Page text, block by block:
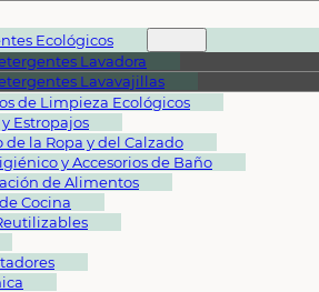
Ecológicos
Lavadora
Lavavajillas
de Limpieza Ecológicos
Estropajos
de la Ropa y del Calzado
y Accesorios de Baño
de Alimentos
Cocina